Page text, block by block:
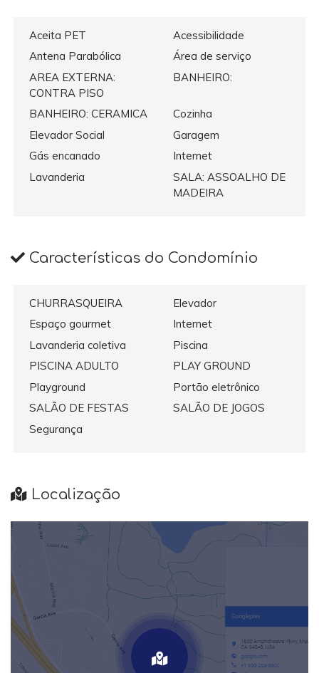
Aceita PET
Acessibilidade
Antena Parabólica
Área de serviço
AREA EXTERNA:
CONTRA PISO
BANHEIRO:
BANHEIRO: CERAMICA
Cozinha
Elevador Social
Garagem
Gás encanado
Internet
Lavanderia
SALA: ASSOALHO DE
MADEIRA
Características do Condomínio
CHURRASQUEIRA
Elevador
Espaço gourmet
Internet
Lavanderia coletiva
Piscina
PISCINA ADULTO
PLAY GROUND
Playground
Portão eletrônico
SALÃO DE FESTAS
SALÃO DE JOGOS
Segurança
Localização